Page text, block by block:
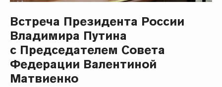
Встреча Президента России
Владимира Путина
с Председателем Совета
Федерации Валентиной
Матвиенко